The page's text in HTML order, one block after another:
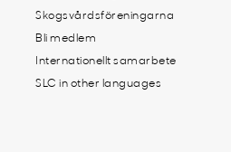
Skogsvårdsföreningarna
Bli medlem
Internationellt samarbete
SLC in other languages